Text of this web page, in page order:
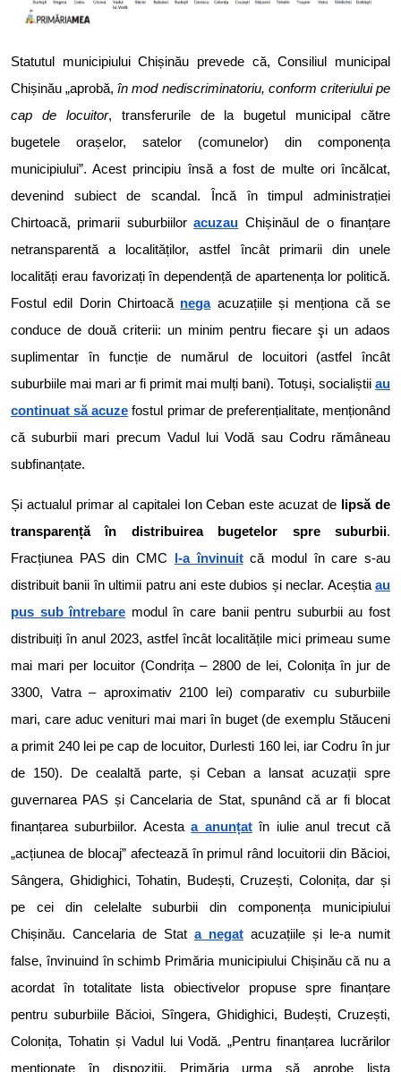
Statutul municipiului Chișinău prevede că, Consiliul municipal
Chișinău „aprobă,în mod nediscriminatoriu, conform criteriului pe
cap de locuitor, transferurile de la bugetul municipal către
bugetele orașelor, satelor (comunelor) din componența
municipiului”. Acest principiu însă a fost de multe ori încălcat,
devenind subiect de scandal. Încă în timpul administrației
Chirtoacă, primarii suburbiiloracuzau Chișinăul de o finanțare
netransparentă a localităților, astfel încât primarii din unele
localități erau favorizați în dependență de apartenența lor politică.
Fostul edil Dorin Chirtoacă negaacuzațiile și menționa că se
conduce de două criterii: un minim pentru fiecare şi un adaos
suplimentar în funcție de numărul de locuitori (astfel încât
suburbiile mai mari ar fi primit mai mulți bani). Totuși, socialiștii au
continuat să acuze fostul primar de preferențialitate, menționând
că suburbii mari precum Vadul lui Vodă sau Codru rămâneau
subfinanțate.
Și actualul primar al capitalei Ion Ceban este acuzat de lipsă de
transparență în distribuirea bugetelor spre suburbii.
Fracțiunea PAS din CMC l-a învinuitcă modul în care s-au
distribuit banii în ultimii patru ani este dubios și neclar. Aceștia au
pus sub întrebare modul în care banii pentru suburbii au fost
distribuiți în anul 2023, astfel încât localitățile mici primeau sume
mai mari per locuitor (Condrița – 2800 de lei, Colonița în jur de
3300, Vatra – aproximativ 2100 lei) comparativ cu suburbiile
mari, care aduc venituri mai mari în buget (de exemplu Stăuceni
a primit 240 lei pe cap de locuitor, Durlesti 160 lei, iar Codru în jur
de 150). De cealaltă parte, și Ceban a lansat acuzații spre
guvernarea PAS și Cancelaria de Stat, spunând că ar fi blocat
finanțarea suburbiilor. Acestaa anunțatîn iulie anul trecut că
„acțiunea de blocaj” afectează în primul rând locuitorii din Băcioi,
Sângera, Ghidighici, Tohatin, Budești, Cruzești, Colonița, dar și
pe cei din celelalte suburbii din componența municipiului
Chișinău. Cancelaria de Stat a negat acuzațiile și le-a numit
false, învinuind în schimb Primăria municipiului Chișinău că nu a
acordat în totalitate lista obiectivelor propuse spre finanțare
pentru suburbiile Băcioi, Sîngera, Ghidighici, Budești, Cruzești,
Colonița, Tohatin și Vadul lui Vodă. „Pentru finanțarea lucrărilor
menționate în dispoziții, Primăria urma să aprobe lista